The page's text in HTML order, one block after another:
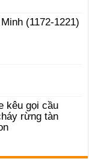
(1172-1221)
kêu gọi cầu
rừng tàn